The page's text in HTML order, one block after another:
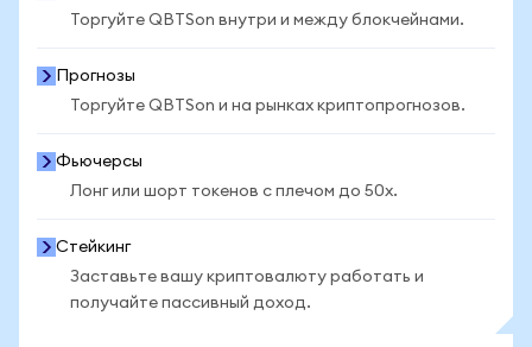
Торгуйте QBTSon внутри и между блокчейнами.
Прогнозы
Торгуйте QBTSon и на рынках криптопрогнозов.
Фьючерсы
Лонг или шорт токенов с плечом до 50x.
Стейкинг
Заставьте вашу криптовалюту работать и
получайте пассивный доход.